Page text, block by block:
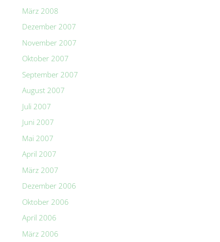
März 2008
Dezember 2007
November 2007
Oktober 2007
September 2007
August 2007
Juli 2007
Juni 2007
Mai 2007
April 2007
März 2007
Dezember 2006
Oktober 2006
April 2006
März 2006